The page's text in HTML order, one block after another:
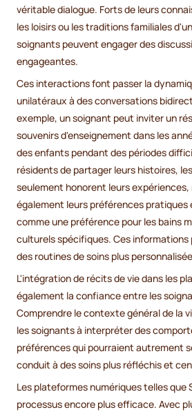
véritable dialogue. Forts de leurs
les loisirs ou les traditions familiales
soignants peuvent engager des
engageantes.
Ces interactions font passer la
unilatéraux à des conversations
exemple, un soignant peut inviter un
souvenirs d'enseignement dans les
des enfants pendant des périodes
résidents de partager leurs histoires,
seulement honorent leurs
également leurs préférences pratiques
comme une préférence pour les bains
culturels spécifiques. Ces
des routines de soins plus
L'intégration de récits de vie dans les
également la confiance entre les
Comprendre le contexte général de la
les soignants à interpréter des
préférences qui pourraient autrement
conduit à des soins plus réfléchis et
Les plateformes numériques telles que
processus encore plus efficace. Avec